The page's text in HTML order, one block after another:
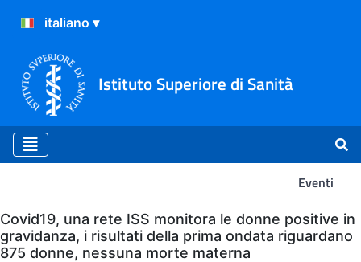
Istituto Superiore di Sanità
Eventi
Eventi
Covid19, una rete ISS monitora le donne positive in
gravidanza, i risultati della prima ondata riguardano
875 donne, nessuna morte materna